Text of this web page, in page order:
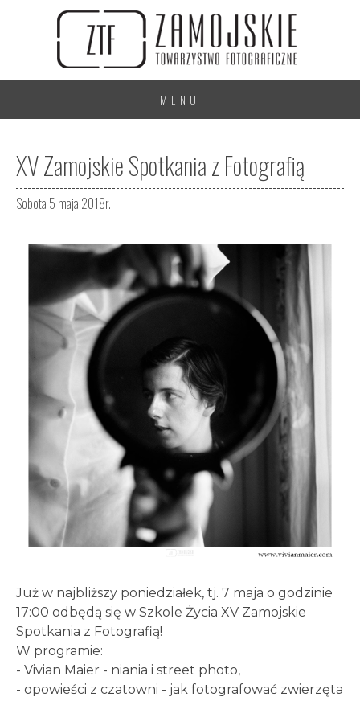
MENU
XV Zamojskie Spotkania z Fotografią
Sobota 5 maja 2018r.
Już w najbliższy poniedziałek, tj. 7 maja o godzinie
17:00 odbędą się w Szkole Życia XV Zamojskie
Spotkania z Fotografią!
W programie:
- Vivian Maier - niania i street photo,
- opowieści z czatowni - jak fotografować zwierzęta